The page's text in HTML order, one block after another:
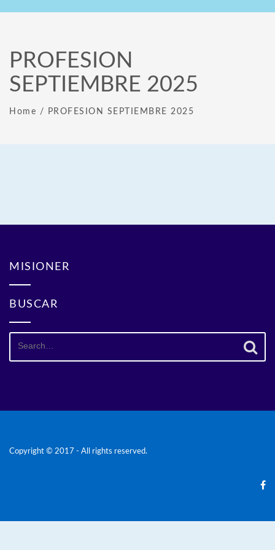
PROFESION
SEPTIEMBRE 2025
Home / PROFESION SEPTIEMBRE 2025
MISIONER
BUSCAR
Search
Copyright © 2017 - All rights reserved.